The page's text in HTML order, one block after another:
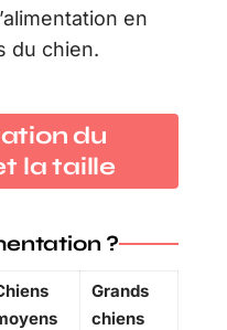
en
du chien.
du
la taille
?
Grands
chiens